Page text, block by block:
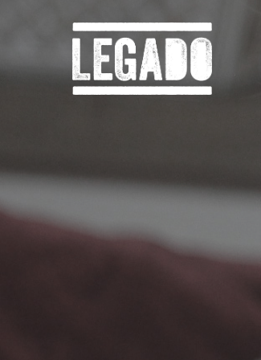
content